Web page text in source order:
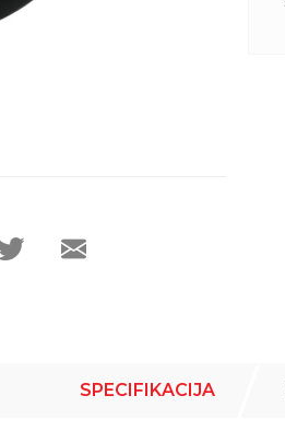
SPECIFIKACIJA